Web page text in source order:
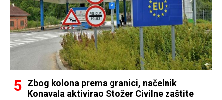
Zbog kolona prema granici, načelnik
Konavala aktivirao Stožer Civilne zaštite